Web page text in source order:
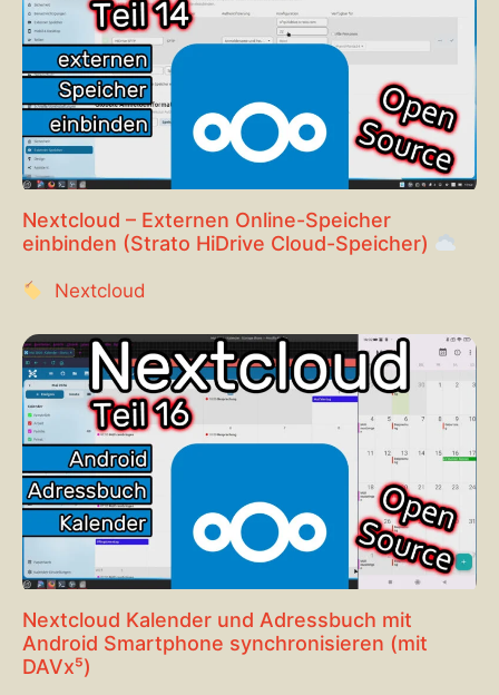
Nextcloud – Externen Online-Speicher
einbinden (Strato HiDrive Cloud-Speicher)
Nextcloud
Nextcloud Kalender und Adressbuch mit
Android Smartphone synchronisieren (mit
DAVx⁵)